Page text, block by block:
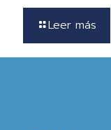
Leer más